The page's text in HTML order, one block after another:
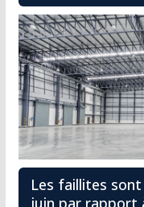
Les faillites sont
juin par rapport